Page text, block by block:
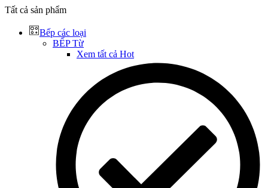
Tất cả sản phẩm
Bếp các loại
BẾP Từ
Xem tất cả Hot